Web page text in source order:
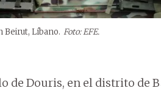
Beirut, Líbano. Foto: EFE.
de Douris, en el distrito de